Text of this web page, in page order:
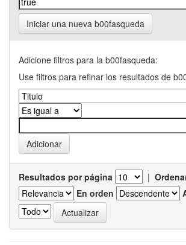
Iniciar una nueva b00fasqueda
Adicione filtros para la b00fasqueda:
Use filtros para refinar los resultados de
Resultados por página |
En orden